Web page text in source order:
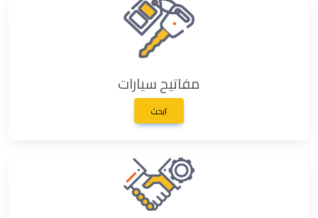
مفاتيح سيارات
ابحث